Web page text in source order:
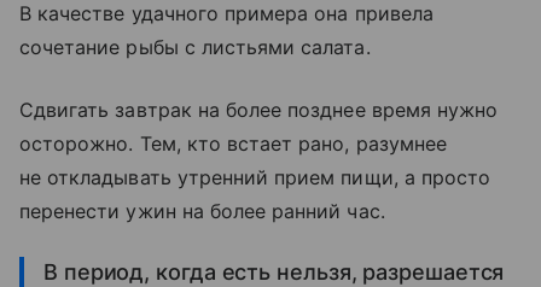
В качестве удачного примера она привела
сочетание рыбы с листьями салата.
Сдвигать завтрак на более позднее время нужно
осторожно. Тем, кто встает рано, разумнее
не откладывать утренний прием пищи, а просто
перенести ужин на более ранний час.
В период, когда есть нельзя, разрешается